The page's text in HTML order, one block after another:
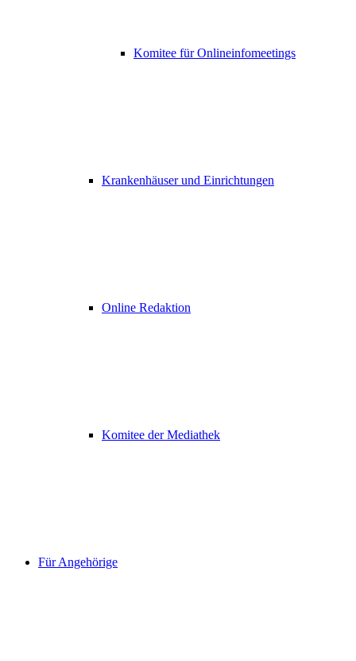
Komitee für Onlineinfomeetings
Krankenhäuser und Einrichtungen
Online Redaktion
Komitee der Mediathek
Für Angehörige